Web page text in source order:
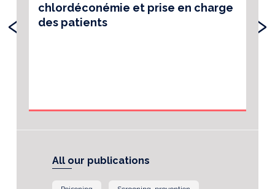
chlordéconémie et prise en charge
des patients
‹ ›
All our publications